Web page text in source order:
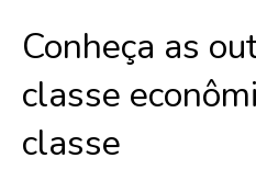
Conheça as
classe
classe